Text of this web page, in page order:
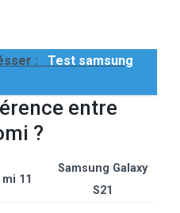
:
Test samsung
entre
?
11
Samsung Galaxy
S21